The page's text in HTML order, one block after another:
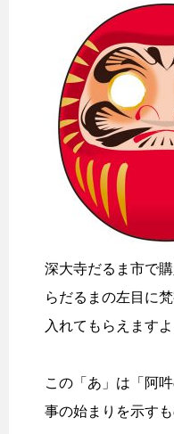
深大寺だるま市で
らだるまの左目に
入れてもらえますよ
この「あ」は「阿
事の始まりを示すも